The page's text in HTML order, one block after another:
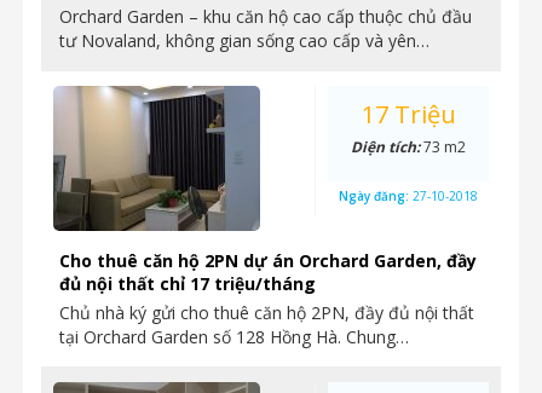
Orchard Garden – khu căn hộ cao cấp thuộc chủ đầu
tư Novaland, không gian sống cao cấp và yên…
Cho thuê căn hộ 2PN dự án Orchard Garden, đầy
đủ nội thất chỉ 17 triệu/tháng
Chủ nhà ký gửi cho thuê căn hộ 2PN, đầy đủ nội thất
tại Orchard Garden số 128 Hồng Hà. Chung…
17 Triệu
Diện tích:73 m2
Ngày đăng: 27-10-2018